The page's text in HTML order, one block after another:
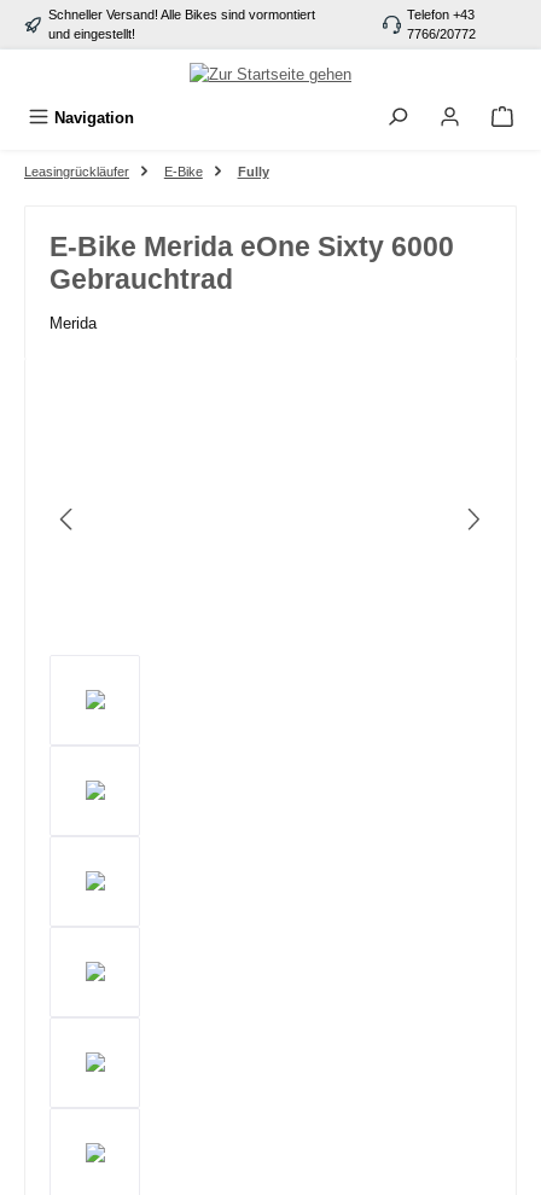
springen
Schneller Versand! Alle Bikes sind vormontiert
und eingestellt!
Telefon +43
7766/20772
Navigation
Leasingrückläufer E-Bike Fully
E-Bike Merida eOne Sixty 6000
Gebrauchtrad
Merida